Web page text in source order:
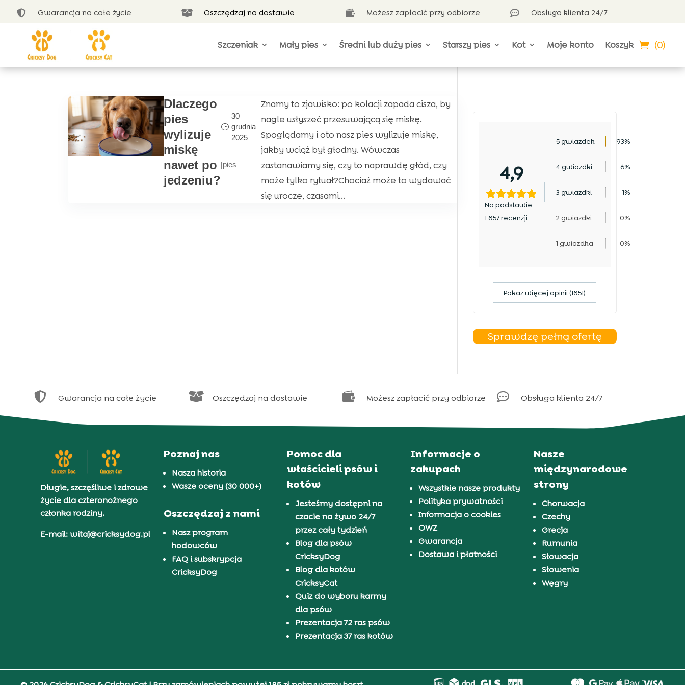
 Gwarancja na całe życie  Oszczędzaj na dostawie  Możesz zapłacić przy odbiorze  Obsługa klienta 24/7
Szczeniak Mały pies Średni lub duży pies Starszy pies Kot Moje konto Koszyk (0)
Dlaczego
pies
wylizuje
miskę
nawet po
jedzeniu?
30
grudnia
2025
|pies
Znamy to zjawisko: po kolacji zapada cisza, by
nagle usłyszeć przesuwającą się miskę.
Spoglądamy i oto nasz pies wylizuje miskę,
jakby wciąż był głodny. Wówczas
zastanawiamy się, czy to naprawdę głód, czy
może tylko rytuał?Chociaż może to wydawać
się urocze, czasami...
4,9
Na podstawie
1 857 recenzji
5 gwiazdek 93%
4 gwiazdki 6%
3 gwiazdki 1%
2 gwiazdki 0%
1 gwiazdka 0%
Pokaz więcej opinii (1851)
Sprawdzę pełną ofertę
 Gwarancja na całe życie  Oszczędzaj na dostawie  Możesz zapłacić przy odbiorze  Obsługa klienta 24/7
Długie, szczęśliwe i zdrowe
życie dla czteronożnego
członka rodziny.
E-mail: witaj@cricksydog.pl
Poznaj nas
Nasza historia
Wasze oceny (30 000+)
Oszczędzaj z nami
Nasz program
hodowców
FAQ i subskrypcja
CricksyDog
Pomoc dla
właścicieli psów i
kotów
Jesteśmy dostępni na
czacie na żywo 24/7
przez cały tydzień
Blog dla psów
CricksyDog
Blog dla kotów
CricksyCat
Quiz do wyboru karmy
dla psów
Prezentacja 72 ras psów
Prezentacja 37 ras kotów
Informacje o
zakupach
Wszystkie nasze produkty
Polityka prywatności
Informacja o cookies
OWZ
Gwarancja
Dostawa i płatności
Nasze
międzynarodowe
strony
Chorwacja
Czechy
Grecja
Rumunia
Słowacja
Słowenia
Węgry